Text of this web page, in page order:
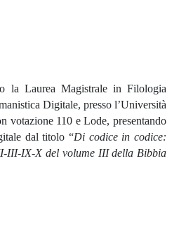
la Laurea Magistrale in Filologia
Digitale, presso l’Università
votazione 110 e Lode, presentando
dal titolo “Di codice in codice:
III-IX-X del volume III della Bibbia